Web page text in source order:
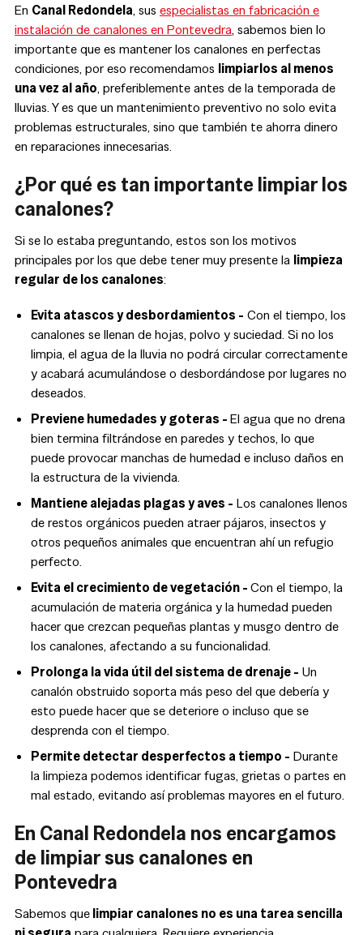
En Canal Redondela, sus especialistas en fabricación e
instalación de canalones en Pontevedra, sabemos bien lo
importante que es mantener los canalones en perfectas
condiciones, por eso recomendamos limpiarlos al menos
una vez al año, preferiblemente antes de la temporada de
lluvias. Y es que un mantenimiento preventivo no solo evita
problemas estructurales, sino que también te ahorra dinero
en reparaciones innecesarias.
¿Por qué es tan importante limpiar los
canalones?
Si se lo estaba preguntando, estos son los motivos
principales por los que debe tener muy presente la limpieza
regular de los canalones:
Evita atascos y desbordamientos - Con el tiempo, los
canalones se llenan de hojas, polvo y suciedad. Si no los
limpia, el agua de la lluvia no podrá circular correctamente
y acabará acumulándose o desbordándose por lugares no
deseados.
Previene humedades y goteras -El agua que no drena
bien termina filtrándose en paredes y techos, lo que
puede provocar manchas de humedad e incluso daños en
la estructura de la vivienda.
Mantiene alejadas plagas y aves - Los canalones llenos
de restos orgánicos pueden atraer pájaros, insectos y
otros pequeños animales que encuentran ahí un refugio
perfecto.
Evita el crecimiento de vegetación -Con el tiempo, la
acumulación de materia orgánica y la humedad pueden
hacer que crezcan pequeñas plantas y musgo dentro de
los canalones, afectando a su funcionalidad.
Prolonga la vida útil del sistema de drenaje - Un
canalón obstruido soporta más peso del que debería y
esto puede hacer que se deteriore o incluso que se
desprenda con el tiempo.
Permite detectar desperfectos a tiempo - Durante
la limpieza podemos identificar fugas, grietas o partes en
mal estado, evitando así problemas mayores en el futuro.
En Canal Redondela nos encargamos
de limpiar sus canalones en
Pontevedra
Sabemos quelimpiar canalones no es una tarea sencilla